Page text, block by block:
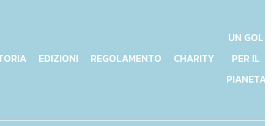
EDIZIONI REGOLAMENTO CHARITY
UN GOL
PER IL
PIANETA